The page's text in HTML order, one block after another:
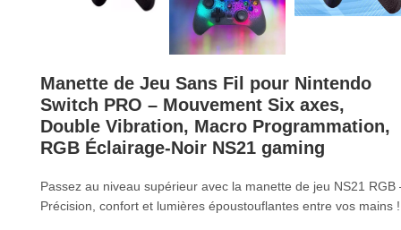
Manette de Jeu Sans Fil pour Nintendo
Switch PRO – Mouvement Six axes,
Double Vibration, Macro Programmation,
RGB Éclairage-Noir NS21 gaming
Passez au niveau supérieur avec la manette de jeu NS21 RGB
Précision, confort et lumières époustouflantes entre vos mains !